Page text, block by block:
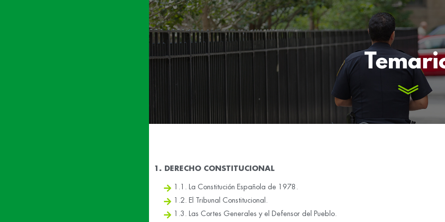
1. DERECHO CONSTITUCIONAL
1.1. La Constitución Española de 1978.
1.2. El Tribunal Constitucional.
1.3. Las Cortes Generales y el Defensor del Pueblo.